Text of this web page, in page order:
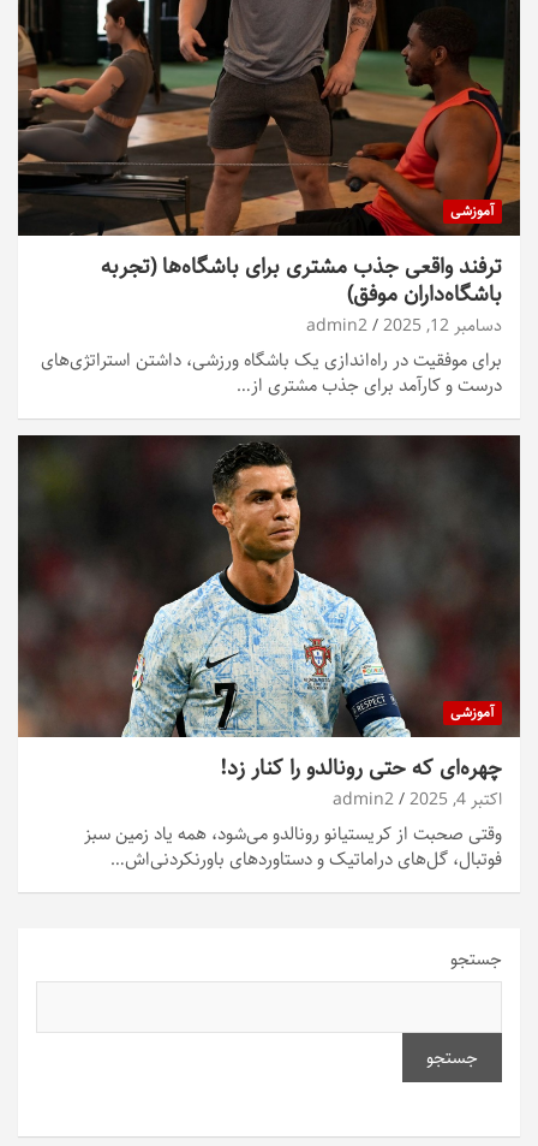
آموزشی
ترفند واقعی جذب مشتری برای باشگاه‌ها (تجربه
باشگاه‌داران موفق)
دسامبر 12, 2025 admin2
برای موفقیت در راه‌اندازی یک باشگاه ورزشی، داشتن استراتژی‌های
درست و کارآمد برای جذب مشتری از…
آموزشی
چهره‌ای که حتی رونالدو را کنار زد!
اکتبر 4, 2025 admin2
وقتی صحبت از کریستیانو رونالدو می‌شود، همه یاد زمین سبز
فوتبال، گل‌های دراماتیک و دستاوردهای باورنکردنی‌اش…
جستجو
جستجو